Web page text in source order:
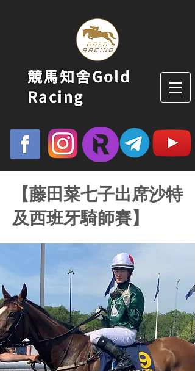
競馬知舍Gold
Racing
【藤田菜七子出席沙特
及西班牙騎師賽】